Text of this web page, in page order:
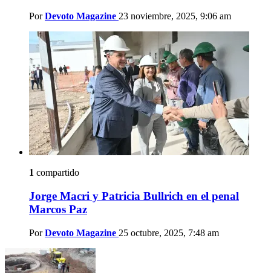
Por Devoto Magazine 23 noviembre, 2025, 9:06 am
1 compartido
Jorge Macri y Patricia Bullrich en el penal
Marcos Paz
Por Devoto Magazine 25 octubre, 2025, 7:48 am